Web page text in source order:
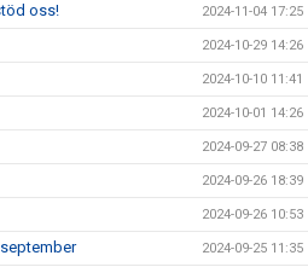
oss! 2024-11-04 17:25
2024-10-29 14:26
2024-10-10 11:41
2024-10-01 14:26
2024-09-27 08:38
2024-09-26 18:39
2024-09-26 10:53
2024-09-25 11:35